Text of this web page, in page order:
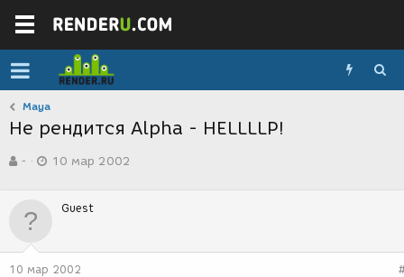
Maya
Не рендится Alpha - HELLLLP!
в
р
м
-
а
д
10 мар 2002
Guest
10 мар 2002